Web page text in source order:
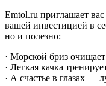
Emtol.ru приглашает
вашей инвестицией в
но и полезно:
· Морской бриз
· Легкая качка
· А счастье в глазах —